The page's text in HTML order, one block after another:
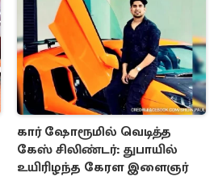
கார் ஷோரூமில் வெடித்த
கேஸ் சிலிண்டர்: துபாயில்
உயிரிழந்த கேரள இளைஞர்